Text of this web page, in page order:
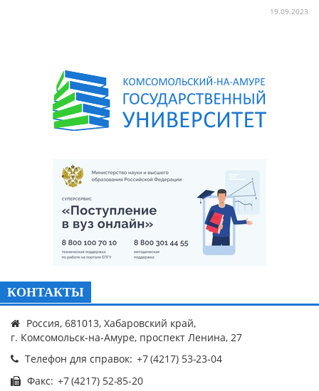
19.09.2023
КОНТАКТЫ
Россия, 681013, Хабаровский край,
г. Комсомольск-на-Амуре, проспект Ленина, 27
Телефон для справок:
Факс: